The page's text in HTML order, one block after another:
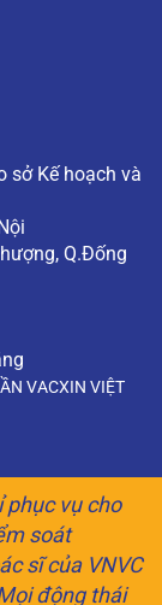
sở Kế hoạch và
Q.Đống
VACXIN VIỆT
phục vụ cho
soát
sĩ của VNVC
động thái